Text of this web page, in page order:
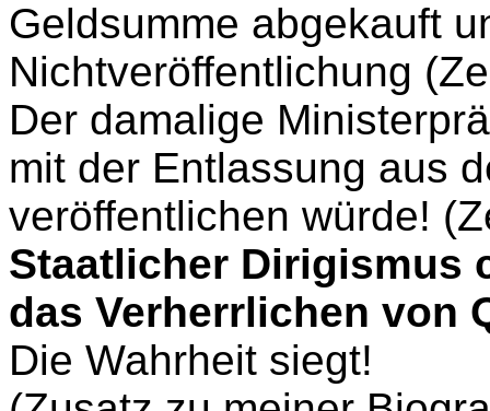
Geldsumme abgekauft
Nichtveröffentlichung
Der damalige
mit der Entlassung aus
veröffentlichen würde!
Staatlicher Dirigismus
das Verherrlichen von
Die Wahrheit siegt!